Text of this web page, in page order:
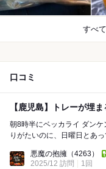
すべ
口コミ
【鹿児島】トレーが埋
朝8時半にベッカライ ダン
りがたいのに、日曜日とあ
悪魔の抱擁 （4263）
2025/12 訪問
1回